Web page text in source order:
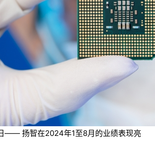
—— 扬智在2024年1至8月的业绩表现亮